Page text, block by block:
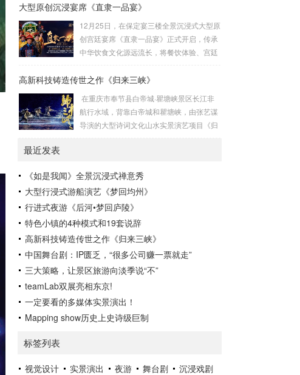
计：李劼鹏主题包装：王雍舞美工程：大连
金沅装...
是我闻》隆重试演。这部以佛教经典《妙法
台设计、先进的科技手段和深刻的文化内
涵，为观众呈现一场跨越时空的心灵之旅。
作为国内首部将佛教哲理与现代科技深度融
我闻》不仅是一场视觉与听觉的盛宴，更是
一次对生命、...
大型原创沉浸宴席《直隶一品宴》
12月25日，在保定宴三楼全景沉浸式大型原
创宫廷宴席《直隶一品宴》正式开启，传承
中华饮食文化源远流长，将餐饮体验、宫廷
客带来一场创新的沉浸式用餐体验。保定靴
承人，保定宴董事长梁连起先生致力于官府
菜的传承、菜谱挖掘和保护。该宴席吸取冀
菜饮食文化精髓，一餐一饭精雕细琢尽显匠
文化遗存，感受直隶文化的独特魅力。《直
隶一品宴》讲述直隶官...
高新科技铸造传世之作《归来三峡》
在重庆市奉节县白帝城·瞿塘峡景区长江非
航行水域，背靠白帝城和瞿塘峡，由张艺谋
导演的大型诗词文化山水实景演艺项目《归
称锋尚文化）携手相关主创团队历经1年多
的紧张筹备，几经打磨，终成盛宴。 重庆市
奉节县，“西南四道之咽喉，吴楚万里之襟
带”，是一座拥有2300多年灿烂文明的“中华
最前线，《归来三峡...
最近发表
《如是我闻》全景沉浸式禅意秀
大型行浸式游船演艺《梦回均州》
行进式夜游《后河•梦回庐陵》
特色小镇的4种模式和19套说辞
高新科技铸造传世之作《归来三峡》
中国舞台剧：IP匮乏，“很多公司赚一票就走”
三大策略，让景区旅游向淡季说“不”
teamLab双展亮相东京!
一定要看的多媒体实景演出！
Mapping show历史上史诗级巨制
标签列表
视觉设计 实景演出 夜游 舞台剧
沉浸戏剧